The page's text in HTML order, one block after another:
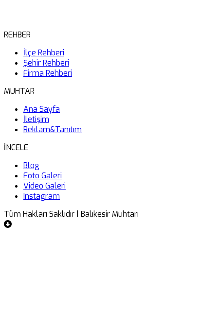
REHBER
İlçe Rehberi
Şehir Rehberi
Firma Rehberi
MUHTAR
Ana Sayfa
İletişim
Reklam&Tanıtım
İNCELE
Blog
Foto Galeri
Video Galeri
Instagram
Tüm Hakları Saklıdır | Balıkesir Muhtarı